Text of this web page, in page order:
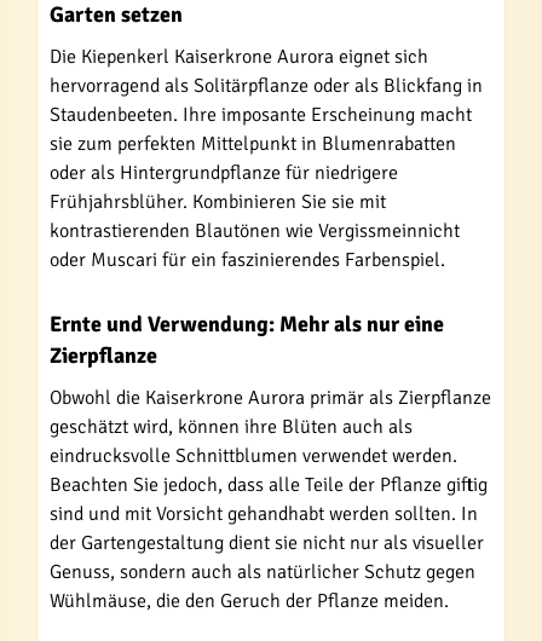
Garten setzen
Die Kiepenkerl Kaiserkrone Aurora eignet sich
hervorragend als Solitärpflanze oder als Blickfang in
Staudenbeeten. Ihre imposante Erscheinung macht
sie zum perfekten Mittelpunkt in Blumenrabatten
oder als Hintergrundpflanze für niedrigere
Frühjahrsblüher. Kombinieren Sie sie mit
kontrastierenden Blautönen wie Vergissmeinnicht
oder Muscari für ein faszinierendes Farbenspiel.
Ernte und Verwendung: Mehr als nur eine
Zierpflanze
Obwohl die Kaiserkrone Aurora primär als Zierpflanze
geschätzt wird, können ihre Blüten auch als
eindrucksvolle Schnittblumen verwendet werden.
Beachten Sie jedoch, dass alle Teile der Pflanze giftig
sind und mit Vorsicht gehandhabt werden sollten. In
der Gartengestaltung dient sie nicht nur als visueller
Genuss, sondern auch als natürlicher Schutz gegen
Wühlmäuse, die den Geruch der Pflanze meiden.